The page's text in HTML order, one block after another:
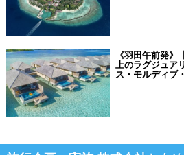
《羽田午前発》
上のラグジュア
ス・モルディブ